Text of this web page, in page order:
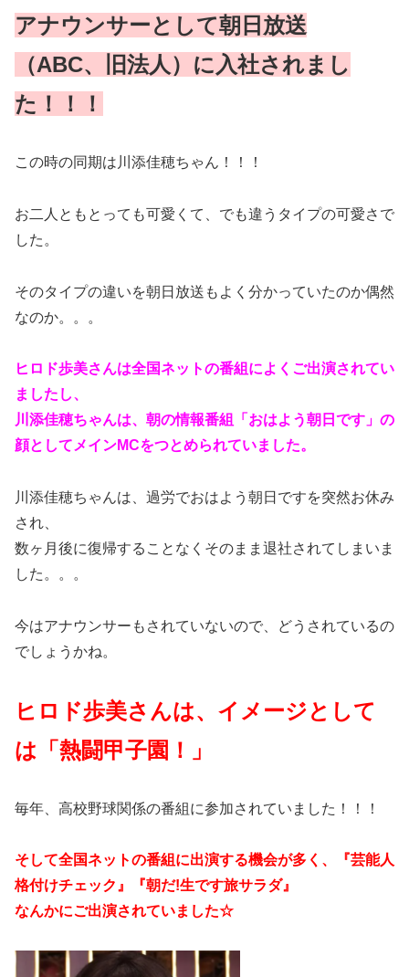
アナウンサーとして朝日放送
（ABC、旧法人）に入社されまし
た！！！
この時の同期は川添佳穂ちゃん！！！
お二人ともとっても可愛くて、でも違うタイプの可愛さで
した。
そのタイプの違いを朝日放送もよく分かっていたのか偶然
なのか。。。
ヒロド歩美さんは全国ネットの番組によくご出演されてい
ましたし、
川添佳穂ちゃんは、朝の情報番組「おはよう朝日です」の
顔としてメインMCをつとめられていました。
川添佳穂ちゃんは、過労でおはよう朝日ですを突然お休み
され、
数ヶ月後に復帰することなくそのまま退社されてしまいま
した。。。
今はアナウンサーもされていないので、どうされているの
でしょうかね。
ヒロド歩美さんは、イメージとして
は「熱闘甲子園！」
毎年、高校野球関係の番組に参加されていました！！！
そして全国ネットの番組に出演する機会が多く、『芸能人
格付けチェック』『朝だ!生です旅サラダ』
なんかにご出演されていました☆